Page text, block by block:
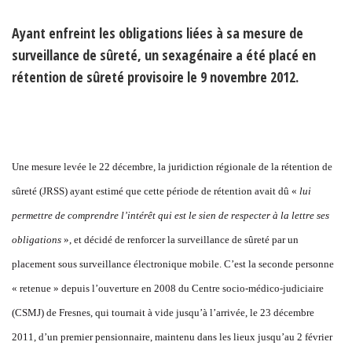
Ayant enfreint les obligations liées à sa mesure de
surveillance de sûreté, un sexagénaire a été placé en
rétention de sûreté provisoire le 9 novembre 2012.
Une mesure levée le 22 décembre, la juridiction régionale de la rétention de
sûreté (JRSS) ayant estimé que cette période de rétention avait dû « lui
permettre de comprendre l’intérêt qui est le sien de respecter à la lettre ses
obligations », et décidé de renforcer la surveillance de sûreté par un
placement sous surveillance électronique mobile. C’est la seconde personne
« retenue » depuis l’ouverture en 2008 du Centre socio-médico-judiciaire
(CSMJ) de Fresnes, qui tournait à vide jusqu’à l’arrivée, le 23 décembre
2011, d’un premier pensionnaire, maintenu dans les lieux jusqu’au 2 février